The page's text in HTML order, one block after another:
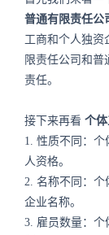
普通有限责任公
工商和个人独资
限责任公司和
责任。
接下来再看 个
1. 性质不同：
人资格。
2. 名称不同：个
企业名称。
3. 雇员数量：个